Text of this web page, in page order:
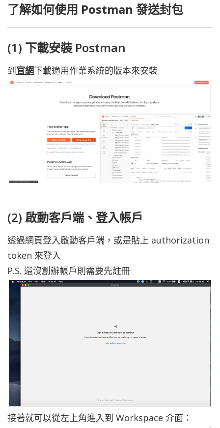
了解如何使用 Postman 發送封包
(1) 下載安裝 Postman
到官網下載適用作業系統的版本來安裝
(2) 啟動客戶端、登入帳戶
透過網頁登入啟動客戶端，或是貼上 authorization
token 來登入
P.S. 還沒創辦帳戶則需要先註冊
接著就可以從左上角進入到 Workspace 介面：